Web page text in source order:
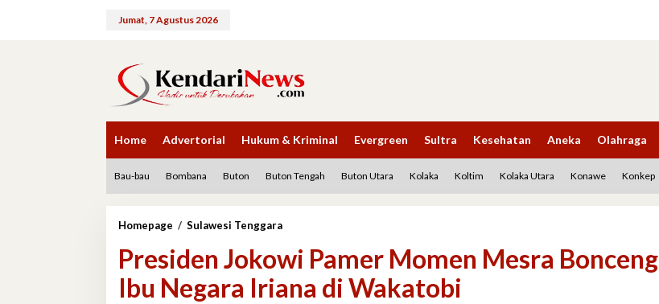
Jumat, 7 Agustus 2026
Home Advertorial Hukum & Kriminal Evergreen Sultra Kesehatan Aneka Olahraga
Bau-bau Bombana Buton Buton Tengah Buton Utara Kolaka Koltim Kolaka Utara Konawe Konkep
Homepage / Sulawesi TenggaraPresiden
Pamer
Momen
Mesra
Bonceng
Presiden Jokowi Pamer Momen Mesra Bonceng
Ibu Negara Iriana di Wakatobi